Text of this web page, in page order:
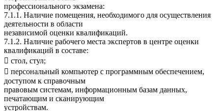
профессионального экзамена:
7.1.1. Наличие помещения, необходимого для осуществления
деятельности в области
независимой оценки квалификаций.
7.1.2. Наличие рабочего места экспертов в центре оценки
квалификаций в составе:
 стол, стул;
 персональный компьютер с программным обеспечением,
доступом к справочным
правовым системам, информационным базам данных,
печатающим и сканирующим
устройствам.